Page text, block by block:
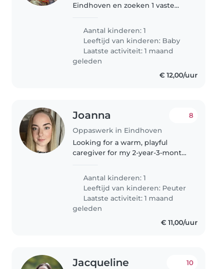
Eindhoven en zoeken 1 vaste
vrijdagochtend. Onze dochter is
geboren in januari 2026 en we
zoeken iemand met echte
ervaring..
Aantal kinderen: 1
Leeftijd van kinderen: Baby
Laatste activiteit: 1 maand
geleden
€ 12,00/uur
Joanna
Oppaswerk in Eindhoven
8
Looking for a warm, playful
caregiver for my 2‐year‐3‐month‐
Dutch speech development
through talking Dutch, reading,
singing,..
Aantal kinderen: 1
Leeftijd van kinderen: Peuter
Laatste activiteit: 1 maand
geleden
€ 11,00/uur
Jacqueline 10